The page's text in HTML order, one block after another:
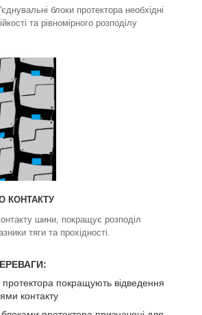
блоки протектора необхідні
та рівномірного розподілу
КОНТАКТУ
шини, покращує розподіл
тяги та прохідності.
протектора покращують відведення
контакту